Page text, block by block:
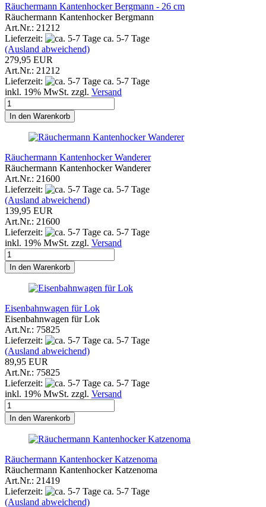
Räuchermann Kantenhocker Bergmann - 26 cm
Räuchermann Kantenhocker Bergmann
Art.Nr.: 21212
Lieferzeit:
ca. 5-7 Tage
(Ausland abweichend)
279,95 EUR
Art.Nr.: 21212
Lieferzeit:
ca. 5-7 Tage
inkl. 19% MwSt. zzgl. Versand
In den Warenkorb
Räuchermann Kantenhocker Wanderer
Räuchermann Kantenhocker Wanderer
Art.Nr.: 21600
Lieferzeit:
ca. 5-7 Tage
(Ausland abweichend)
139,95 EUR
Art.Nr.: 21600
Lieferzeit:
ca. 5-7 Tage
inkl. 19% MwSt. zzgl. Versand
In den Warenkorb
Eisenbahnwagen für Lok
Eisenbahnwagen für Lok
Art.Nr.: 75825
Lieferzeit:
ca. 5-7 Tage
(Ausland abweichend)
89,95 EUR
Art.Nr.: 75825
Lieferzeit:
ca. 5-7 Tage
inkl. 19% MwSt. zzgl. Versand
In den Warenkorb
Räuchermann Kantenhocker Katzenoma
Räuchermann Kantenhocker Katzenoma
Art.Nr.: 21419
Lieferzeit:
ca. 5-7 Tage
(Ausland abweichend)